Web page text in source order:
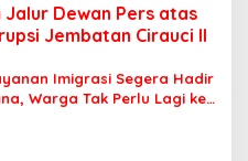
Dewan Pers atas
Jembatan Cirauci II
Imigrasi Segera Hadir
Warga Tak Perlu Lagi ke